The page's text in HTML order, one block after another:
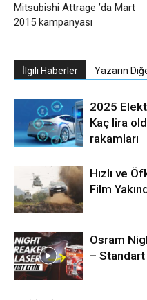
Mitsubishi Attrage ’da Mart
2015 kampanyası
İlgili Haberler Yazarın
2025
Kaç lira
rakamları
Hızlı ve
Film
Osram
– Standart